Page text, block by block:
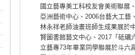
國立藝專美工科校友會美術聯展
亞洲藝術中心、2006台藝大工藝
林永祥老師油畫班師生成果展於
賢圖書館藝文中心、2017「砥礪
立藝專73年畢業同學聯展於斗六